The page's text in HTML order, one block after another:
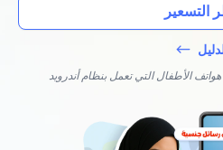
التسعير
الأطفال التي تعمل بنظام أندرويد